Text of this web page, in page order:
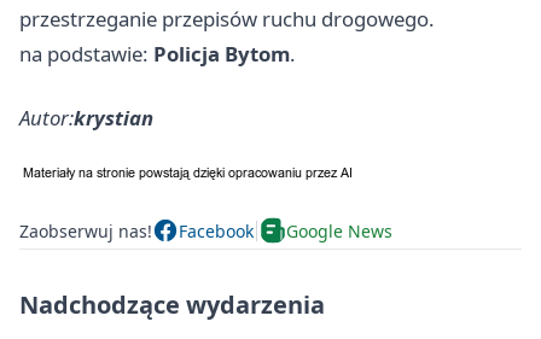
przestrzeganie przepisów ruchu drogowego.
na podstawie: Policja Bytom.
Autor:krystian
Zaobserwuj nas! Facebook Google News
Nadchodzące wydarzenia